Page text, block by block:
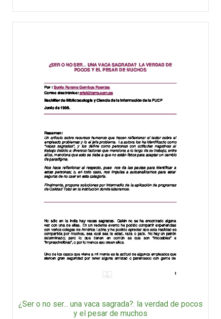
¿Ser o no ser... una vaca sagrada?: la verdad de pocos
y el pesar de muchos